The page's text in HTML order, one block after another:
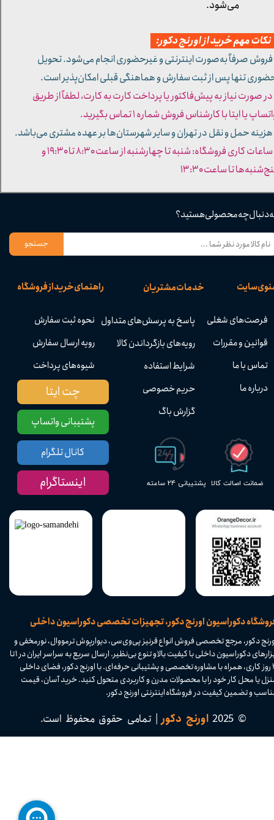
دکوراسیون اورنج دکور، تجهیزات تخصصی دکوراسیون داخلی
پشتیبانی ۲۴ ساعته ضمانت اصالت کالا
راهنمای خرید از فروشگاه
نحوه ثبت سفارش
رویه ارسال سفارش
شیوه‌های پرداخت
خدمات مشتریان
پاسخ به پرسش‌های متداول
رویه‌های بازگرداندن کالا
شرایط استفاده
حریم خصوصی
گزارش باگ
سایت
فرصت‌های شغلی
قوانین و مقررات
تماس با ما
درباره ما
دنبال چه محصولی هستید؟
جستجو
دکور، مرجع تخصصی فروش انواع قرنیز پی‌وی‌سی، دیوارپوش ترمووال، نورمخفی و
ابزارهای دکوراسیون داخلی با کیفیت بالا و تنوع بی‌نظیر. ارسال سریع به سراسر ایران در ۱ تا
۴ روز کاری، همراه با مشاوره تخصصی و پشتیبانی حرفه‌ای. با اورنج دکور، فضای داخلی
یا محل کار خود را با محصولات مدرن و کاربردی متحول کنید. خرید آسان، قیمت
و تضمین کیفیت در فروشگاه اینترنتی اورنج دکور.​​​​​​​
© 2025 اورنج دکور| تمامی حقوق محفوظ است.​​​​​​​
پشتیبانی واتساپ
چت ایتا
کانال تلگرام
اینستاگرام
مهم خرید از اورنج دکور:
صرفاً به‌صورت اینترنتی و غیرحضوری انجام می‌شود. تحویل
تنها پس از ثبت سفارش و هماهنگی قبلی امکان‌پذیر است.
صورت نیاز به پیش‌فاکتور یا پرداخت کارت به کارت، لطفاً از طریق
یا ایتا با کارشناس فروش شماره ۱ تماس بگیرید.
حمل و نقل در تهران و سایر شهرستان‌ها بر عهده مشتری می‌باشد.
- ساعات کاری فروشگاه: شنبه تا چهارشنبه از ساعت ۸:۳۰ تا ۱۹:۳۰ و
تا ساعت ۱۳:۳۰​​​​​​​
می‌شود.